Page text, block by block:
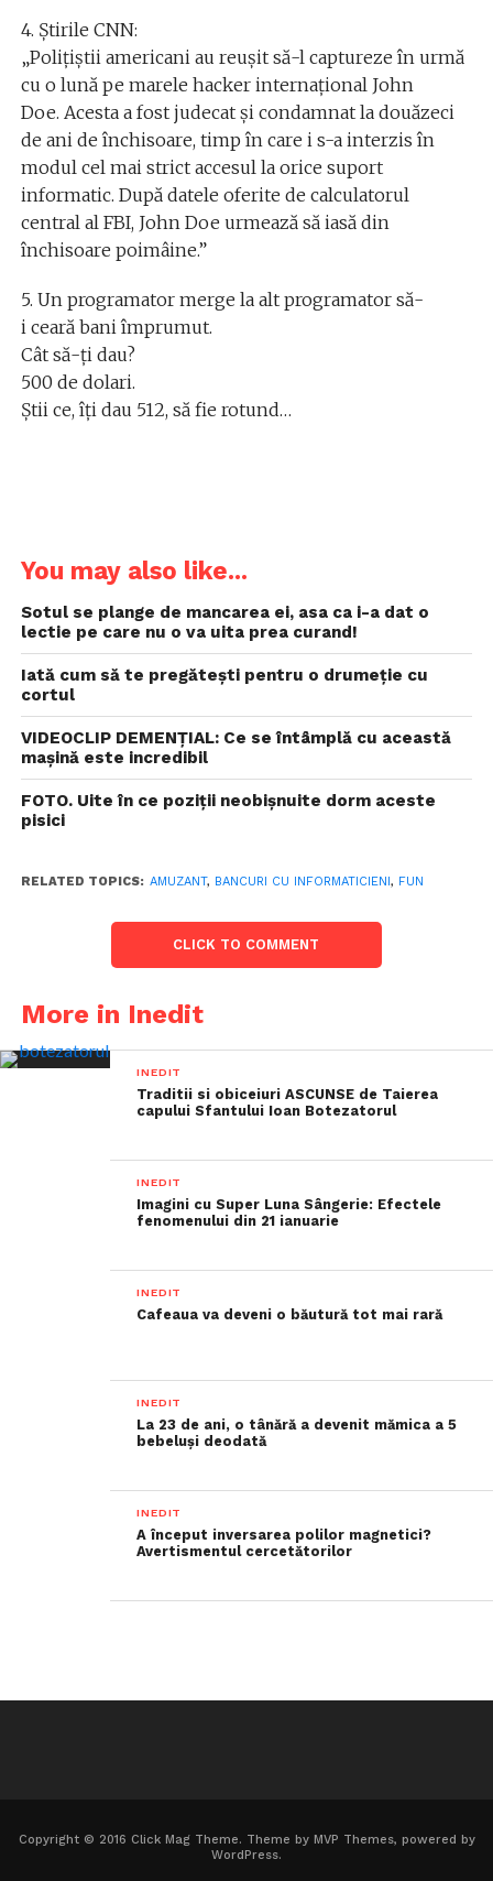
4. Ştirile CNN:
„Poliţiştii americani au reușit să-l captureze în urmă
cu o lună pe marele hacker internaţional John
Doe. Acesta a fost judecat şi condamnat la douăzeci
de ani de închisoare, timp în care i s-a interzis în
modul cel mai strict accesul la orice suport
informatic. După datele oferite de calculatorul
central al FBI, John Doe urmează să iasă din
închisoare poimâine.”
5. Un programator merge la alt programator să-
i ceară bani împrumut.
Cât să-ţi dau?
500 de dolari.
Știi ce, îți dau 512, să fie rotund…
You may also like...
Sotul se plange de mancarea ei, asa ca i-a dat o
lectie pe care nu o va uita prea curand!
Iată cum să te pregăteşti pentru o drumeţie cu
cortul
VIDEOCLIP DEMENȚIAL: Ce se întâmplă cu această
mașină este incredibil
FOTO. Uite în ce poziții neobișnuite dorm aceste
pisici
RELATED TOPICS: AMUZANT, BANCURI CU INFORMATICIENI, FUN
CLICK TO COMMENT
More in Inedit
INEDIT
Traditii si obiceiuri ASCUNSE de Taierea
capului Sfantului Ioan Botezatorul
INEDIT
Imagini cu Super Luna Sângerie: Efectele
fenomenului din 21 ianuarie
INEDIT
Cafeaua va deveni o băutură tot mai rară
INEDIT
La 23 de ani, o tânără a devenit mămica a 5
bebeluși deodată
INEDIT
A început inversarea polilor magnetici?
Avertismentul cercetătorilor
Copyright © 2016 Click Mag Theme. Theme by MVP Themes, powered by
WordPress.